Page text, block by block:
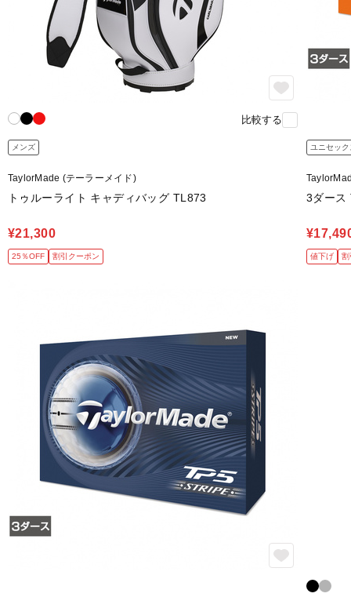
比較する
メンズ
TaylorMade (テーラーメイド)
トゥルーライト キャディバッグ TL873
¥21,300
25％OFF 割引クーポン
ユニセック
3ダース
値下げ 割